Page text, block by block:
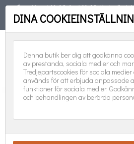
Öppet torsd 11-19, fred 11-18, lörd, sönd,
TELEFON 08-551 501 31
DINA
Denna butik ber dig att godkänna
av prestanda, sociala medier och
Tredjepartscookies för sociala
används för att erbjuda anpassade
funktioner för sociala medier.
och behandlingen av berörda